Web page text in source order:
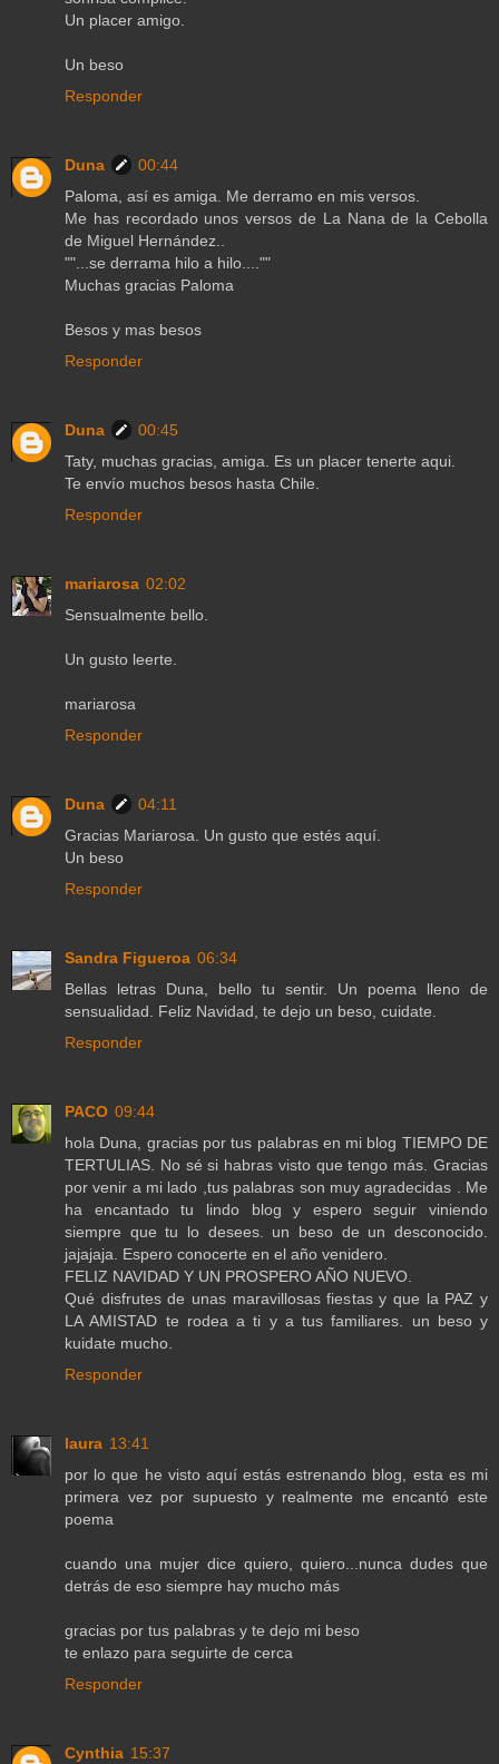
Un placer amigo.
Un beso
Responder
Duna
00:44
Paloma, así es amiga. Me derramo en mis versos.
Me has recordado unos versos de La Nana de la Cebolla
de Miguel Hernández..
""...se derrama hilo a hilo....""
Muchas gracias Paloma
Besos y mas besos
Responder
Duna
00:45
Taty, muchas gracias, amiga. Es un placer tenerte aqui.
Te envío muchos besos hasta Chile.
Responder
mariarosa 02:02
Sensualmente bello.
Un gusto leerte.
mariarosa
Responder
Duna
04:11
Gracias Mariarosa. Un gusto que estés aquí.
Un beso
Responder
Sandra Figueroa 06:34
Bellas letras Duna, bello tu sentir. Un poema lleno de
sensualidad. Feliz Navidad, te dejo un beso, cuidate.
Responder
PACO 09:44
hola Duna, gracias por tus palabras en mi blog TIEMPO DE
TERTULIAS. No sé si habras visto que tengo más. Gracias
por venir a mi lado ,tus palabras son muy agradecidas . Me
ha encantado tu lindo blog y espero seguir viniendo
siempre que tu lo desees. un beso de un desconocido.
jajajaja. Espero conocerte en el año venidero.
FELIZ NAVIDAD Y UN PROSPERO AÑO NUEVO.
Qué disfrutes de unas maravillosas fiestas y que la PAZ y
LA AMISTAD te rodea a ti y a tus familiares. un beso y
kuidate mucho.
Responder
laura 13:41
por lo que he visto aquí estás estrenando blog, esta es mi
primera vez por supuesto y realmente me encantó este
poema
cuando una mujer dice quiero, quiero...nunca dudes que
detrás de eso siempre hay mucho más
gracias por tus palabras y te dejo mi beso
te enlazo para seguirte de cerca
Responder
Cynthia 15:37